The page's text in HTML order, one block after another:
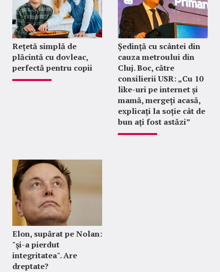
Rețetă simplă de
plăcintă cu dovleac,
perfectă pentru copii
Ședință cu scântei din
cauza metroului din
Cluj. Boc, către
consilierii USR: „Cu 10
like-uri pe internet și
mamă, mergeți acasă,
explicați la soție cât de
bun ați fost astăzi”
Elon, supărat pe Nolan:
"şi-a pierdut
integritatea". Are
dreptate?